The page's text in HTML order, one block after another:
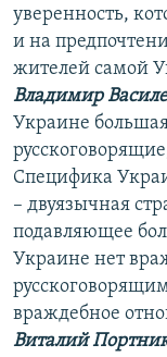
уверенность,
и на
жителей самой
Владимир
Украине
Специфика
– двуязычная
подавляющее
Украине нет
враждебное
Виталий